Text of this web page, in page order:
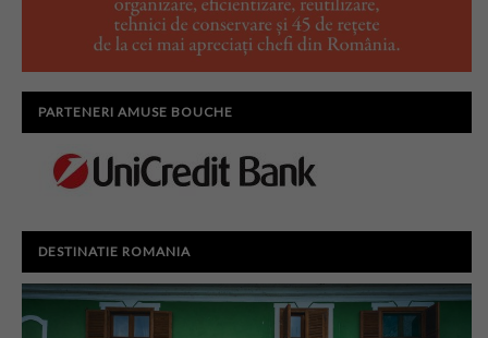
PARTENERI AMUSE BOUCHE
DESTINATIE ROMANIA